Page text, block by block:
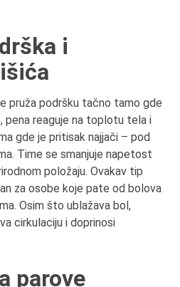
i
pruža podršku tačno tamo gde
pena reaguje na toplotu tela i
gde je pritisak najjači – pod
Time se smanjuje napetost
položaju. Ovakav tip
za osobe koje pate od bolova
Osim što ublažava bol,
cirkulaciju i doprinosi
parove